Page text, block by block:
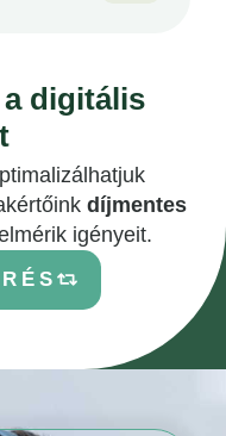
digitális
díjmentes
igényeit.